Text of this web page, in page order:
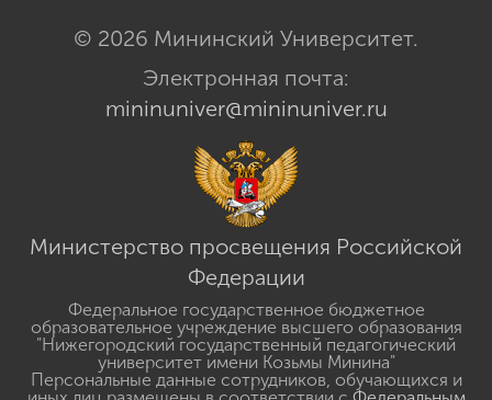
© 2026 Мининский Университет.
Электронная почта:
mininuniver@mininuniver.ru
Министерство просвещения Российской
Федерации
Федеральное государственное бюджетное
образовательное учреждение высшего образования
"Нижегородский государственный педагогический
университет имени Козьмы Минина"
Персональные данные сотрудников, обучающихся и